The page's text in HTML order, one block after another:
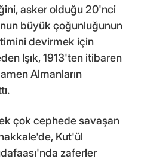
asker olduğu 20'nci
büyük çoğunluğunun
devirmek için
Işık, 1913'ten itibaren
Almanların
çok cephede savaşan
Kut'ül
zaferler